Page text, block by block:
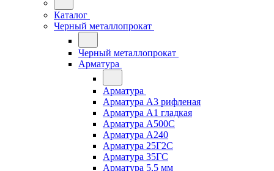
Каталог
Черный металлопрокат
Черный металлопрокат
Арматура
Арматура
Арматура А3 рифленая
Арматура А1 гладкая
Арматура А500С
Арматура А240
Арматура 25Г2С
Арматура 35ГС
Арматура 5,5 мм